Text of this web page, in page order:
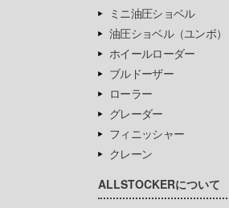
ミニ油圧ショベル
油圧ショベル（ユンボ）
ホイールローダー
ブルドーザー
ローラー
グレーダー
フィニッシャー
クレーン
ALLSTOCKERについて